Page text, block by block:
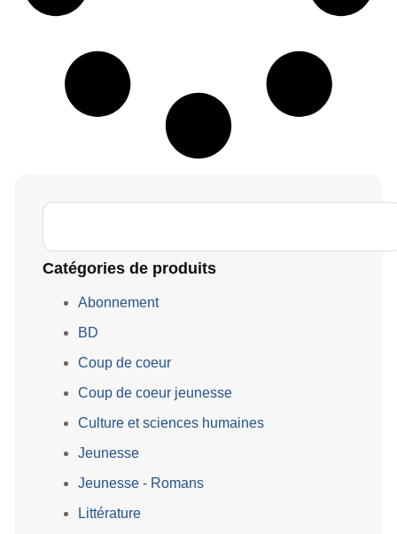
Catégories de produits
Abonnement
BD
Coup de coeur
Coup de coeur jeunesse
Culture et sciences humaines
Jeunesse
Jeunesse - Romans
Littérature